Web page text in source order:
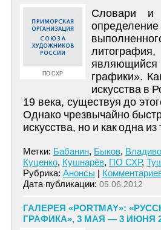
ПО СХР
Словари и
графики».
искусства в
19 века, существуя до
Однако чрезвычайно
искусства, но и как одна
Метки: Бабанин, Быков,
Куценко, Кушнарёв, ПО СХР,
Рубрика: Анонсы |
Дата публикации: 05.06.2012
ГАЛЕРЕЯ «PORTMAY»:
ГРАФИКА», 3 МАЯ — 3 ИЮНЯ